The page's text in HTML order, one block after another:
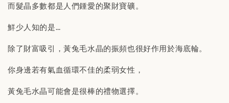
而髮晶多數都是人們鍾愛的聚財寶礦。
鮮少人知的是…
除了財富吸引，黃兔毛水晶的振頻也很好作用於海底輪。
你身邊若有氣血循環不佳的柔弱女性，
黃兔毛水晶可能會是很棒的禮物選擇。